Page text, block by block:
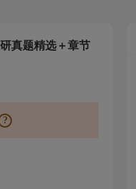
真题精选＋章节
?